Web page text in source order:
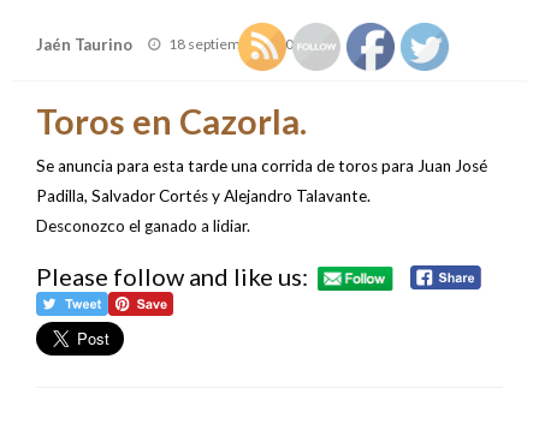
Jaén Taurino
Publicado
18 septiembre, 2009
Toros en Cazorla.
Se anuncia para esta tarde una corrida de toros para Juan José
Padilla, Salvador Cortés y Alejandro Talavante.
Desconozco el ganado a lidiar.
Please follow and like us: